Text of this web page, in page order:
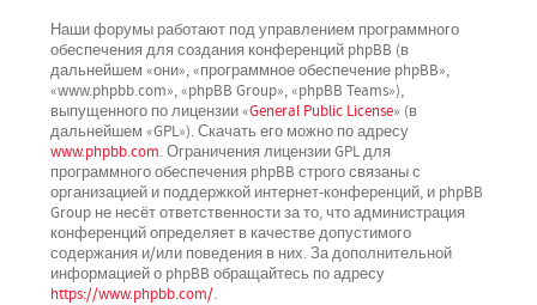
Наши форумы работают под управлением программного
обеспечения для создания конференций phpBB (в
дальнейшем «они», «программное обеспечение phpBB»,
«www.phpbb.com», «phpBB Group», «phpBB Teams»),
выпущенного по лицензии «General Public License» (в
дальнейшем «GPL»). Скачать его можно по адресу
www.phpbb.com. Ограничения лицензии GPL для
программного обеспечения phpBB строго связаны с
организацией и поддержкой интернет-конференций, и phpBB
Group не несёт ответственности за то, что администрация
конференций определяет в качестве допустимого
содержания и/или поведения в них. За дополнительной
информацией о phpBB обращайтесь по адресу
https://www.phpbb.com/.